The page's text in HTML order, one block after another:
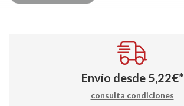
Envío desde 5,22€*
consulta condiciones